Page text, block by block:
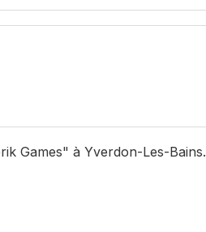
Games" à Yverdon-Les-Bains.